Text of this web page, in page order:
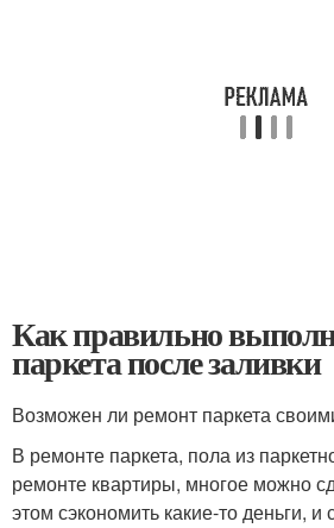
Как правильно
паркета после заливки
Возможен ли ремонт паркета
В ремонте паркета, пола из
ремонте квартиры, многое можно
этом сэкономить какие-то деньги, и